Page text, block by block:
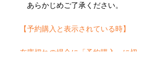
あらかじめご了承ください。
【予約購入と表示されている時】
在庫切れの場合に「予約購入」に切